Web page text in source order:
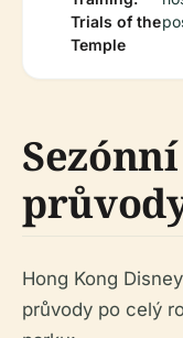
Trials of the
Temple
Hong Kong
průvody po celý